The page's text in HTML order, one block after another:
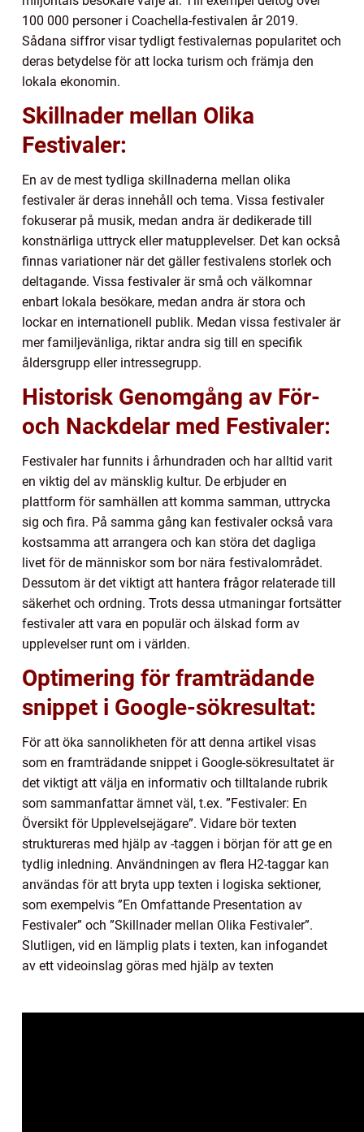
100 000 personer i Coachella-festivalen år 2019.
Sådana siffror visar tydligt festivalernas popularitet och
deras betydelse för att locka turism och främja den
lokala ekonomin.
Skillnader mellan Olika
Festivaler:
En av de mest tydliga skillnaderna mellan olika
festivaler är deras innehåll och tema. Vissa festivaler
fokuserar på musik, medan andra är dedikerade till
konstnärliga uttryck eller matupplevelser. Det kan också
finnas variationer när det gäller festivalens storlek och
deltagande. Vissa festivaler är små och välkomnar
enbart lokala besökare, medan andra är stora och
lockar en internationell publik. Medan vissa festivaler är
mer familjevänliga, riktar andra sig till en specifik
åldersgrupp eller intressegrupp.
Historisk Genomgång av För-
och Nackdelar med Festivaler:
Festivaler har funnits i århundraden och har alltid varit
en viktig del av mänsklig kultur. De erbjuder en
plattform för samhällen att komma samman, uttrycka
sig och fira. På samma gång kan festivaler också vara
kostsamma att arrangera och kan störa det dagliga
livet för de människor som bor nära festivalområdet.
Dessutom är det viktigt att hantera frågor relaterade till
säkerhet och ordning. Trots dessa utmaningar fortsätter
festivaler att vara en populär och älskad form av
upplevelser runt om i världen.
Optimering för framträdande
snippet i Google-sökresultat:
För att öka sannolikheten för att denna artikel visas
som en framträdande snippet i Google-sökresultatet är
det viktigt att välja en informativ och tilltalande rubrik
som sammanfattar ämnet väl, t.ex. ”Festivaler: En
Översikt för Upplevelsejägare”. Vidare bör texten
struktureras med hjälp av -taggen i början för att ge en
tydlig inledning. Användningen av flera H2-taggar kan
användas för att bryta upp texten i logiska sektioner,
som exempelvis ”En Omfattande Presentation av
Festivaler” och ”Skillnader mellan Olika Festivaler”.
Slutligen, vid en lämplig plats i texten, kan infogandet
av ett videoinslag göras med hjälp av texten